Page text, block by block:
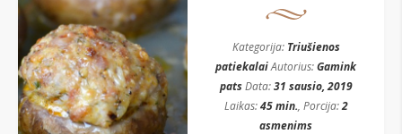
Kategorija: Triušienos
patiekalaiAutorius:Gamink
patsData:31 sausio, 2019
Laikas:45 min., Porcija:2
asmenims